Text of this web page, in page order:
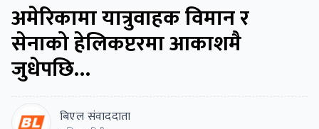
अमेरिकामा यात्रुवाहक विमान र
सेनाको हेलिकप्टरमा आकाशमै
जुधेपछि…
बिएल संवाददाता